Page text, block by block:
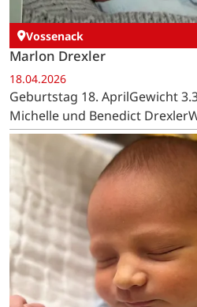
Vossenack
Marlon Drexler
18.04.2026
Geburtstag 18. AprilGewicht
Michelle und Benedict